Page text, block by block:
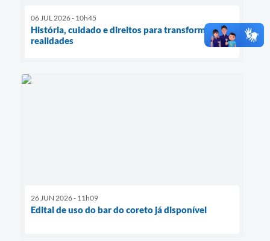
06 JUL 2026 - 10h45
História, cuidado e direitos para transformar
realidades
26 JUN 2026 - 11h09
Edital de uso do bar do coreto já disponível